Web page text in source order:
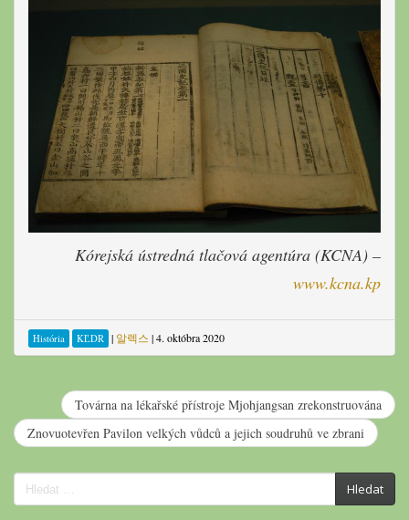
Kórejská ústredná tlačová agentúra (KCNA) –
www.kcna.kp
História KĽDR | 알렉스 |4. októbra 2020
Továrna na lékařské přístroje Mjohjangsan zrekonstruována
Znovuotevřen Pavilon velkých vůdců a jejich soudruhů ve zbrani
Search
Hledat